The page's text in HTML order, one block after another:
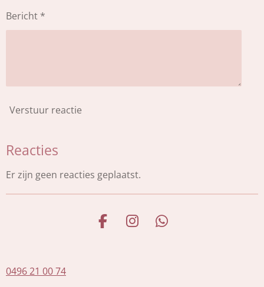
Bericht *
Verstuur reactie
Reacties
Er zijn geen reacties geplaatst.
F
I
W
0496 21 00 74